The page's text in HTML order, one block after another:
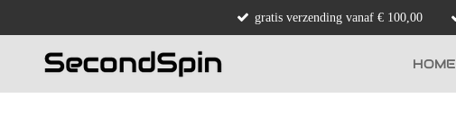
gratis verzending vanaf € 100,00
HOME